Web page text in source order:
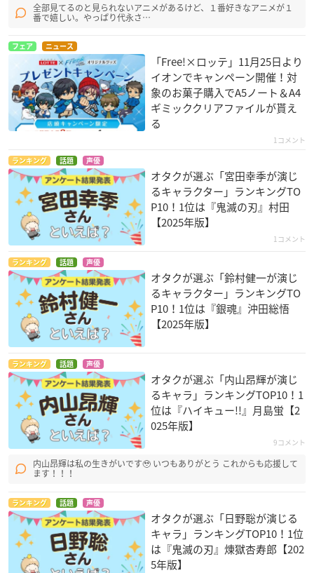
全部見てるのと見られないアニメがあるけど、１番好きなアニメが１
番で嬉しい。やっぱり代永さ…
フェア ニュース
「Free!×ロッテ」11月25日より
イオンでキャンペーン開催！対
象のお菓子購入でA5ノート＆A4
ギミッククリアファイルが貰え
る
1コメント
ランキング 話題 声優
オタクが選ぶ「宮田幸季が演じ
るキャラクター」ランキングTO
P10！1位は『鬼滅の刃』村田
【2025年版】
1コメント
ランキング 話題 声優
オタクが選ぶ「鈴村健一が演じ
るキャラクター」ランキングTO
P10！1位は『銀魂』沖田総悟
【2025年版】
ランキング 話題 声優
オタクが選ぶ「内山昂輝が演じ
るキャラ」ランキングTOP10！1
位は『ハイキュー!!』月島蛍【2
025年版】
9コメント
内山昂輝は私の生きがいです🥹‪ いつもありがとう これからも応援して
ます！！！
ランキング 話題 声優
オタクが選ぶ「日野聡が演じる
キャラ」ランキングTOP10！1位
は『鬼滅の刃』煉󠄁獄杏寿郎【202
5年版】